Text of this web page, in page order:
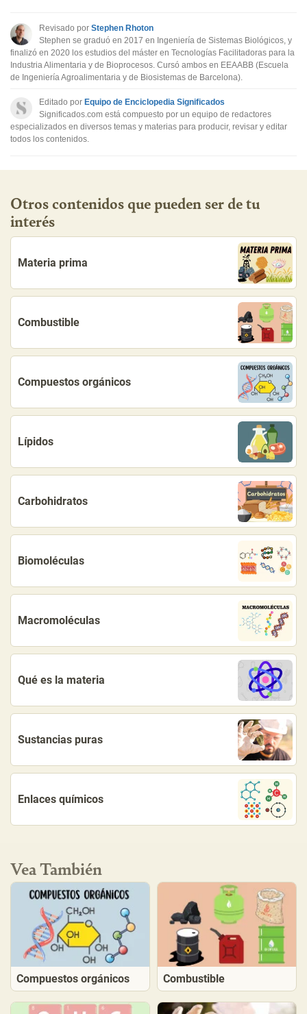
Otro
Revisado por Stephen Rhoton
Stephen se graduó en 2017 en Ingeniería de Sistemas Biológicos, y
finalizó en 2020 los estudios del máster en Tecnologías Facilitadoras para la
Industria Alimentaria y de Bioprocesos. Cursó ambos en EEAABB (Escuela
de Ingeniería Agroalimentaria y de Biosistemas de Barcelona).
Editado por Equipo de Enciclopedia Significados
Significados.com está compuesto por un equipo de redactores
especializados en diversos temas y materias para producir, revisar y editar
todos los contenidos.
Otros contenidos que pueden ser de tu
interés
Materia prima
Combustible
Compuestos orgánicos
Lípidos
Carbohidratos
Biomoléculas
Macromoléculas
Qué es la materia
Sustancias puras
Enlaces químicos
Vea También
Compuestos orgánicos Combustible